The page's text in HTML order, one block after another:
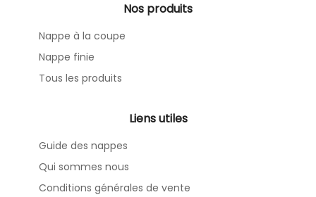
Nos produits
Nappe à la coupe
Nappe finie
Tous les produits
Liens utiles
Guide des nappes
Qui sommes nous
Conditions générales de vente